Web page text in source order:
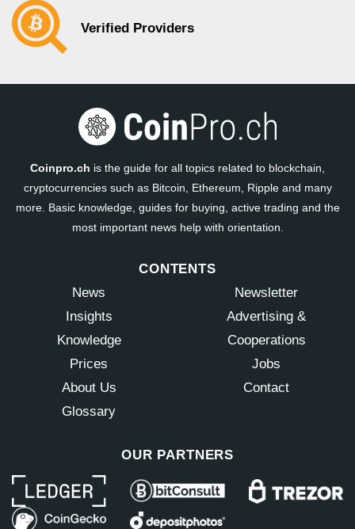
Verified Providers
Coinpro.ch is the guide for all topics related to blockchain,
cryptocurrencies such as Bitcoin, Ethereum, Ripple and many
more. Basic knowledge, guides for buying, active trading and the
most important news help with orientation.
CONTENTS
News
Insights
Knowledge
Prices
About Us
Glossary
Newsletter
Advertising &
Cooperations
Jobs
Contact
OUR PARTNERS